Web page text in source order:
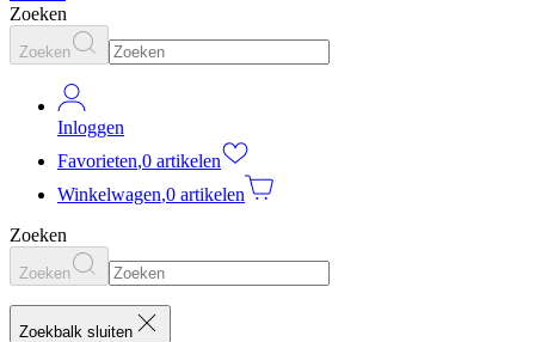
Zoeken
Zoeken
Inloggen
Favorieten,0 artikelen
Winkelwagen,0 artikelen
Zoeken
Zoeken
Zoekbalk sluiten